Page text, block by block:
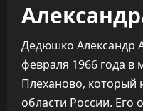
Дедюшко Александр
февраля 1966 года в
Плеханово, который
области России. Его